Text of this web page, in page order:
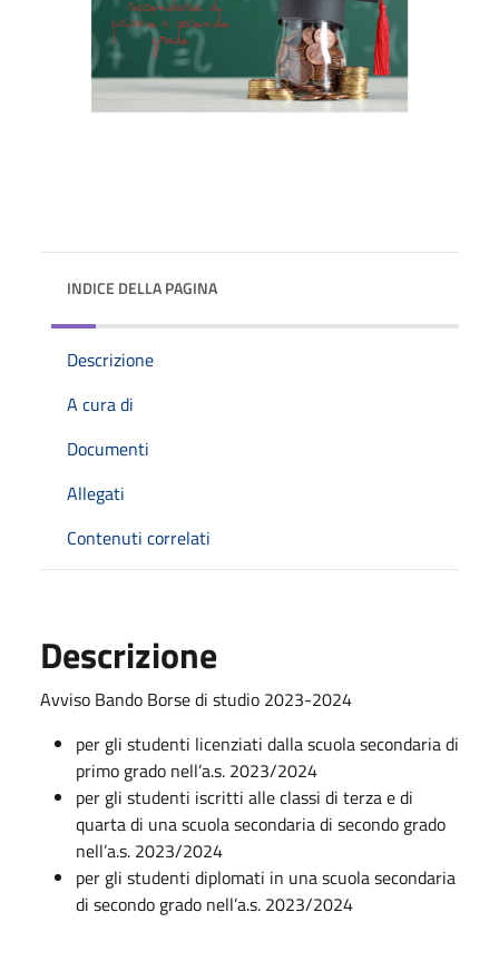
INDICE DELLA PAGINA
Descrizione
A cura di
Documenti
Allegati
Contenuti correlati
Descrizione
Avviso Bando Borse di studio 2023-2024
per gli studenti licenziati dalla scuola secondaria di
primo grado nell’a.s. 2023/2024
per gli studenti iscritti alle classi di terza e di
quarta di una scuola secondaria di secondo grado
nell’a.s. 2023/2024
per gli studenti diplomati in una scuola secondaria
di secondo grado nell’a.s. 2023/2024